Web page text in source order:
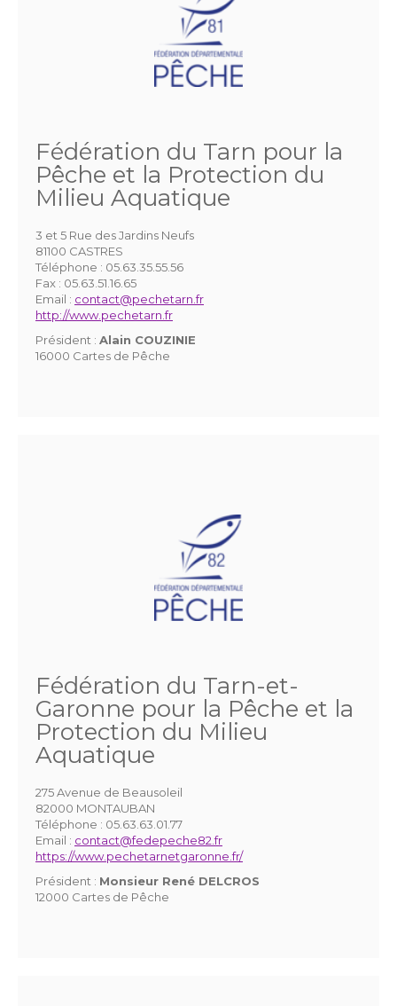
Fédération du Tarn pour la
Pêche et la Protection du
Milieu Aquatique
3 et 5 Rue des Jardins Neufs
81100 CASTRES
Téléphone : 05.63.35.55.56
Fax : 05.63.51.16.65
Email : contact@pechetarn.fr
http://www.pechetarn.fr
Président : Alain COUZINIE
16000 Cartes de Pêche
Fédération du Tarn-et-
Garonne pour la Pêche et la
Protection du Milieu
Aquatique
275 Avenue de Beausoleil
82000 MONTAUBAN
Téléphone : 05.63.63.01.77
Email : contact@fedepeche82.fr
https://www.pechetarnetgaronne.fr/
Président : Monsieur René DELCROS
12000 Cartes de Pêche